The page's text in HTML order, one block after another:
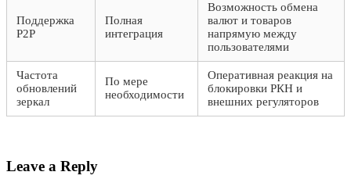
Поддержка
P2P
Полная
интеграция
Возможность обмена
валют и товаров
напрямую между
пользователями
Частота
обновлений
зеркал
По мере
необходимости
Оперативная реакция на
блокировки РКН и
внешних регуляторов
Leave a Reply